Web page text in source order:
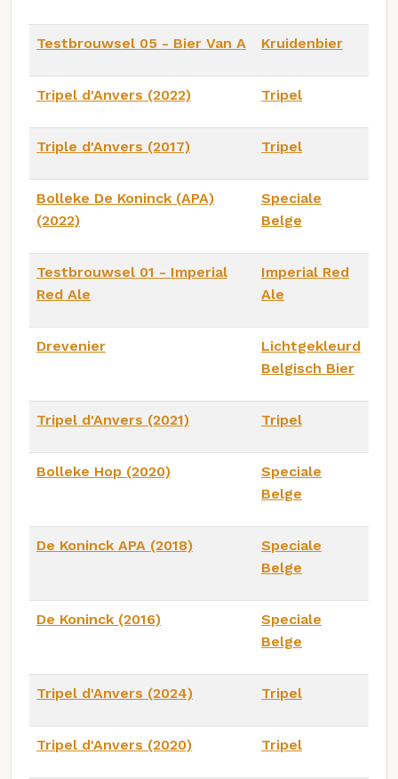
Testbrouwsel 05 - Bier Van A Kruidenbier
Tripel d'Anvers (2022) Tripel
Triple d'Anvers (2017) Tripel
Bolleke De Koninck (APA)
(2022)
Speciale
Belge
Testbrouwsel 01 - Imperial
Red Ale
Imperial Red
Ale
Drevenier
Lichtgekleurd
Belgisch Bier
Tripel d'Anvers (2021) Tripel
Bolleke Hop (2020)
Speciale
Belge
De Koninck APA (2018)
Speciale
Belge
De Koninck (2016)
Speciale
Belge
Tripel d'Anvers (2024) Tripel
Tripel d'Anvers (2020) Tripel